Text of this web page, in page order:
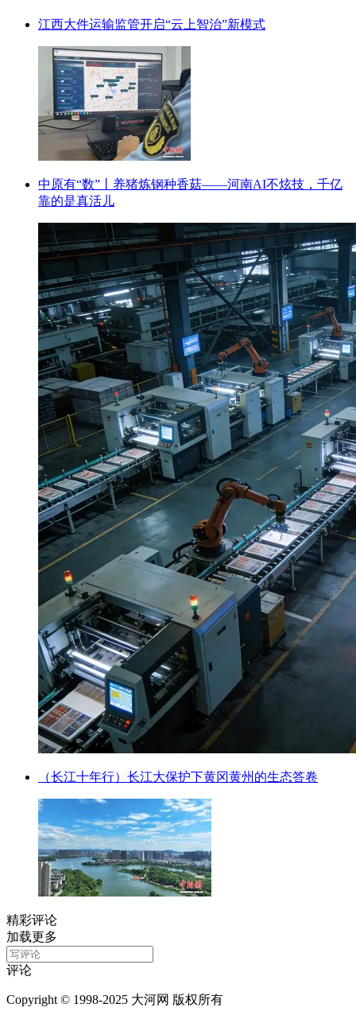
江西大件运输监管开启“云上智治”新模式
中原有“数”丨养猪炼钢种香菇——河南AI不炫技，千亿
靠的是真活儿
（长江十年行）长江大保护下黄冈黄州的生态答卷
精彩评论
加载更多
评论
Copyright © 1998-2025 大河网 版权所有